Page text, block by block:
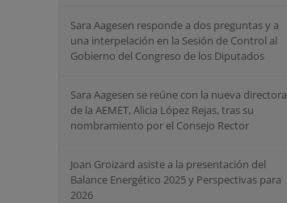
Sara Aagesen responde a dos preguntas y a
una interpelación en la Sesión de Control al
Gobierno del Congreso de los Diputados
Sara Aagesen se reúne con la nueva directora
de la AEMET, Alicia López Rejas, tras su
nombramiento por el Consejo Rector
Joan Groizard asiste a la presentación del
Balance Energético 2025 y Perspectivas para
2026